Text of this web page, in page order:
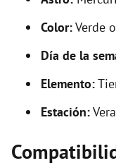
Color:Verde
Día de la
Elemento:
Estación: